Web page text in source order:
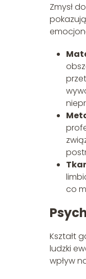
Zmysł
co
Kształt
ludzki
wpływ